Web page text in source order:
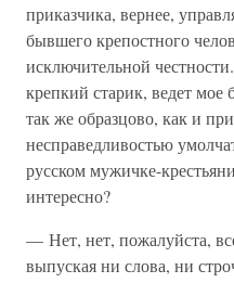
приказчика, вернее,
бывшего крепостного
исключительной
крепкий старик, ведет мое
так же образцово, как и
несправедливостью
русском мужичке-
интересно?
— Нет, нет, пожалуйста,
выпуская ни слова, ни